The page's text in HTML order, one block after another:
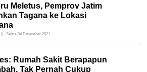
Meletus, Pemprov Jatim
Tagana ke Lokasi
Sabtu, 04 Desember 2021
Rumah Sakit Berapapun
Tak Pernah Cukup